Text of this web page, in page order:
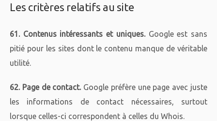
Les critères relatifs au site
61. Contenus intéressants et uniques.Google est sans
pitié pour les sites dont le contenu manque de véritable
utilité.
62. Page de contact.Google préfère une page avec juste
les informations de contact nécessaires, surtout
lorsque celles-ci correspondent à celles du Whois.